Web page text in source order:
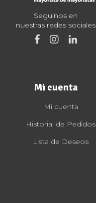
Seguinos en
nuestras redes sociales
Mi cuenta
Mi cuenta
Historial de Pedidos
Lista de Deseos